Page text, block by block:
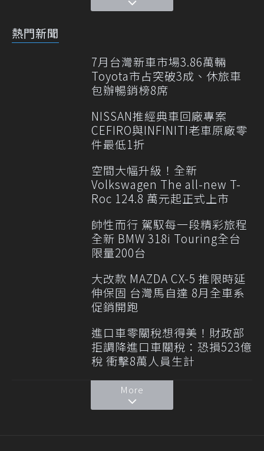
熱門新聞
7月台灣新車市場3.86萬輛
Toyota市占突破3成、休旅車
包辦暢銷榜8席
NISSAN推經典車回廠專案
CEFIRO與INFINITI老車原廠零
件最低1折
空間大幅升級！全新
Volkswagen The all-new T-
Roc 124.8 萬元起正式上市
帥性而行 駕馭每一段精彩旅程
全新 BMW 318i Touring全台
限量200台
大改款 MAZDA CX-5 推限時延
伸保固 台灣馬自達 8月全車系
促銷開跑
進口車零關稅想得美！財政部
拒調降進口車關稅：恐損523億
稅 衝擊8萬人員生計
More